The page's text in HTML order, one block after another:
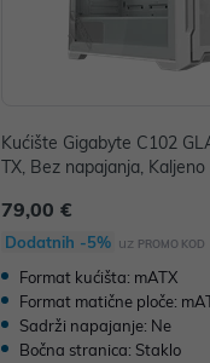
Kućište Gigabyte C102
TX, Bez napajanja,
79,00 €
Dodatnih -5% uz PROMO KOD
Format kućišta: mATX
Format matične ploče:
Sadrži napajanje: Ne
Bočna stranica: Staklo